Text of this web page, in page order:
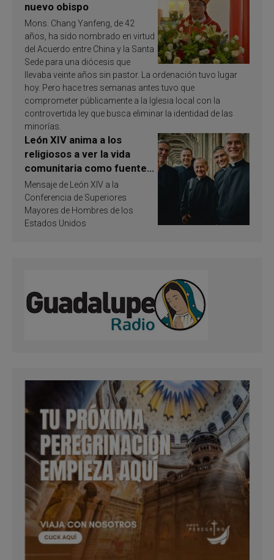
nuevo obispo
Mons. Chang Yanfeng, de 42
años, ha sido nombrado en virtud
del Acuerdo entre China y la Santa
Sede para una diócesis que
llevaba veinte años sin pastor. La ordenación tuvo lugar
hoy. Pero hace tres semanas antes tuvo que
comprometer públicamente a la Iglesia local con la
controvertida ley que busca eliminar la identidad de las
minorías.
León XIV anima a los
religiosos a ver la vida
comunitaria como fuente
de inspiración y
santificación
Mensaje de León XIV a la
Conferencia de Superiores
Mayores de Hombres de los
Estados Unidos